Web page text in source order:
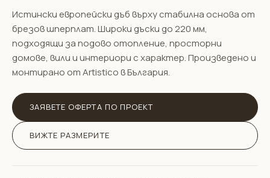
Истински европейски дъб върху стабилна основа от
брезов шперплат. Широки дъски до 220 мм,
подходящи за подово отопление, просторни
домове, вили и интериори с характер. Произведено и
монтирано от Artistico в България.
ЗАЯВЕТЕ ОФЕРТА ПО ПРОЕКТ
ВИЖТЕ РАЗМЕРИТЕ